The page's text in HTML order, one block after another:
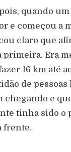
quando
e começou a
claro que
primeira. Era
16 km até
de pessoas
chegando e
tinha sido o
frente.